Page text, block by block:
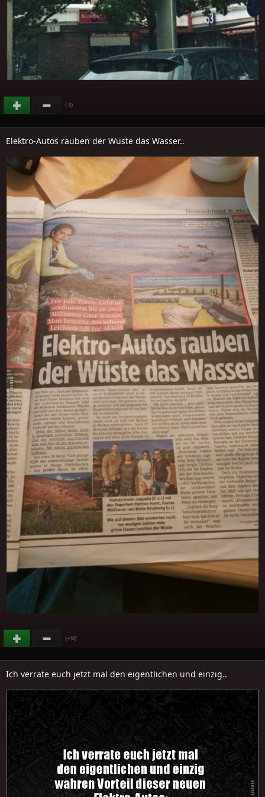
(-5)
Elektro-Autos rauben der Wüste das Wasser..
(+48)
Ich verrate euch jetzt mal den eigentlichen und einzig..